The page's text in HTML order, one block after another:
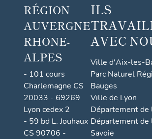
RÉGION
AUVERGNE
RHONE-
ALPES
- 101 cours
Charlemagne CS
20033 - 69269
Lyon cedex 2
- 59 bd L. Jouhaux
CS 90706 -
ILS
AVEC
Ville d'Aix-les-
Parc Naturel
Bauges
Ville de Lyon
Département de
Département de
Savoie